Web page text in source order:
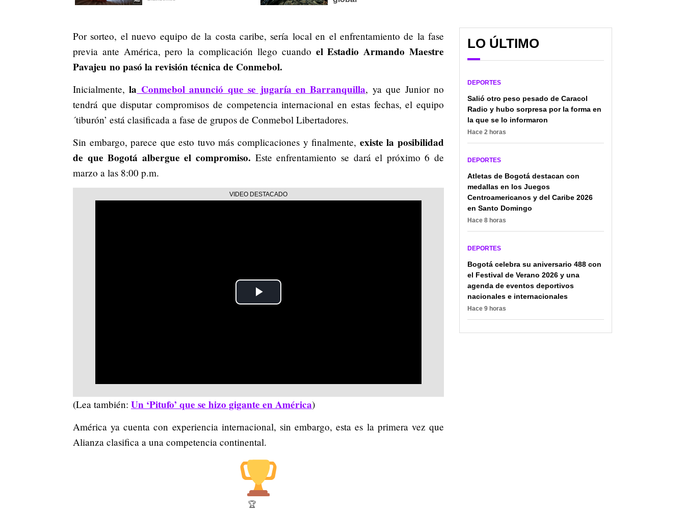
Por sorteo, el nuevo equipo de la costa caribe, sería local en el enfrentamiento de la fase
previa ante América, pero la complicación llego cuando el Estadio Armando Maestre
Pavajeu no pasó la revisión técnica de Conmebol.
Inicialmente,la Conmebol anunció que se jugaría en Barranquilla, ya que Junior no
tendrá que disputar compromisos de competencia internacional en estas fechas, el equipo
´tiburón’ está clasificada a fase de grupos de Conmebol Libertadores.
Sin embargo, parece que esto tuvo más complicaciones y finalmente, existe la posibilidad
de que Bogotá albergue el compromiso. Este enfrentamiento se dará el próximo 6 de
marzo a las 8:00 p.m.
Play
(Lea también: Un ‘Pitufo’ que se hizo gigante en América)
América ya cuenta con experiencia internacional, sin embargo, esta es la primera vez que
Alianza clasifica a una competencia continental.
🏆
LO ÚLTIMO
DEPORTES
Salió otro peso pesado de Caracol
Radio y hubo sorpresa por la forma en
la que se lo informaron
Hace 2 horas
DEPORTES
Atletas de Bogotá destacan con
medallas en los Juegos
Centroamericanos y del Caribe 2026
en Santo Domingo
Hace 8 horas
DEPORTES
Bogotá celebra su aniversario 488 con
el Festival de Verano 2026 y una
agenda de eventos deportivos
nacionales e internacionales
Hace 9 horas